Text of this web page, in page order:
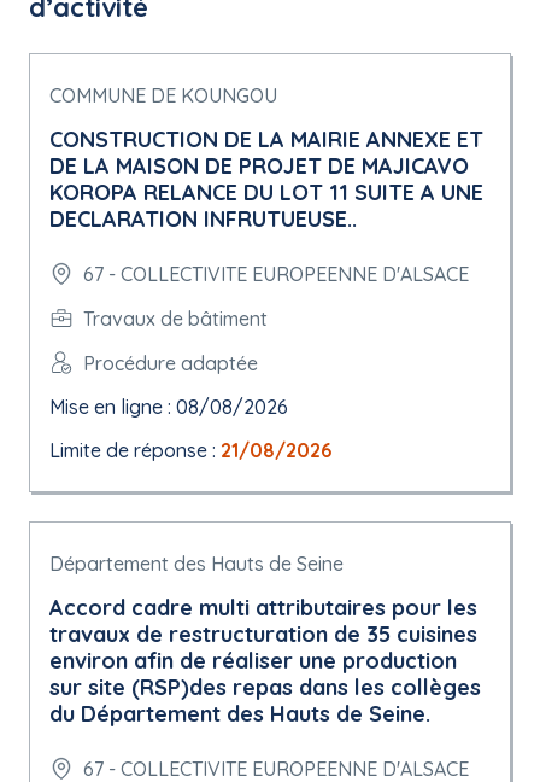
d’activité
COMMUNE DE KOUNGOU
CONSTRUCTION DE LA MAIRIE ANNEXE ET
DE LA MAISON DE PROJET DE MAJICAVO
KOROPA RELANCE DU LOT 11 SUITE A UNE
DECLARATION INFRUTUEUSE..
67 - COLLECTIVITE EUROPEENNE D'ALSACE
Travaux de bâtiment
Procédure adaptée
Mise en ligne : 08/08/2026
Limite de réponse : 21/08/2026
Département des Hauts de Seine
Accord cadre multi attributaires pour les
travaux de restructuration de 35 cuisines
environ afin de réaliser une production
sur site (RSP)des repas dans les collèges
du Département des Hauts de Seine.
67 - COLLECTIVITE EUROPEENNE D'ALSACE